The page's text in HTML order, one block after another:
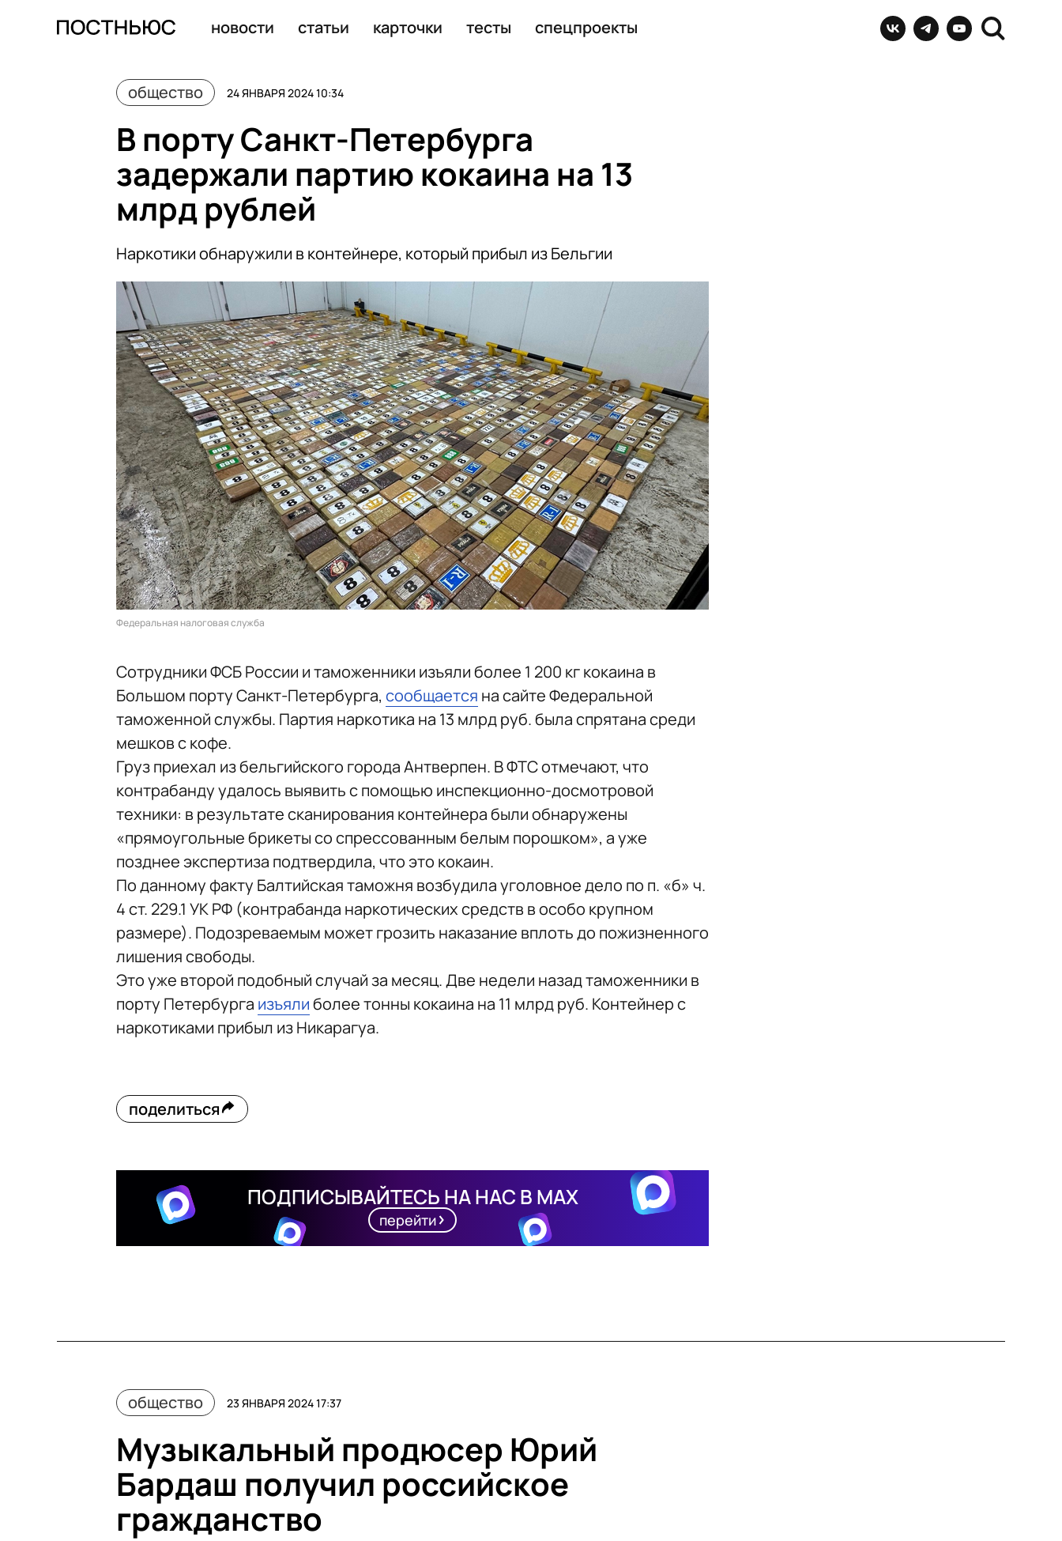
новости статьи карточки тесты спецпроекты
общество 24 ЯНВАРЯ 2024 10:34
В порту Санкт-Петербурга
задержали партию кокаина на 13
млрд рублей
Наркотики обнаружили в контейнере, который прибыл из Бельгии
Федеральная налоговая служба
Сотрудники ФСБ России и таможенники изъяли более 1 200 кг кокаина в
Большом порту Санкт-Петербурга, сообщается на сайте Федеральной
таможенной службы. Партия наркотика на 13 млрд руб. была спрятана среди
мешков с кофе.
Груз приехал из бельгийского города Антверпен. В ФТС отмечают, что
контрабанду удалось выявить с помощью инспекционно-досмотровой
техники: в результате сканирования контейнера были обнаружены
«прямоугольные брикеты со спрессованным белым порошком», а уже
позднее экспертиза подтвердила, что это кокаин.
По данному факту Балтийская таможня возбудила уголовное дело по п. «б» ч.
4 ст. 229.1 УК РФ (контрабанда наркотических средств в особо крупном
размере). Подозреваемым может грозить наказание вплоть до пожизненного
лишения свободы.
Это уже второй подобный случай за месяц. Две недели назад таможенники в
порту Петербурга изъялиболее тонны кокаина на 11 млрд руб. Контейнер с
наркотиками прибыл из Никарагуа.
поделиться
ПОДПИСЫВАЙТЕСЬ НА НАС В MAX
перейти
общество 23 ЯНВАРЯ 2024 17:37
Музыкальный продюсер Юрий
Бардаш получил российское
гражданство